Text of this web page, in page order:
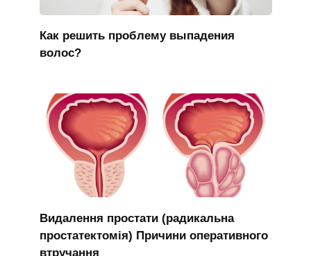
Как решить проблему выпадения
волос?
Видалення простати (радикальна
простатектомія) Причини оперативного
втручання